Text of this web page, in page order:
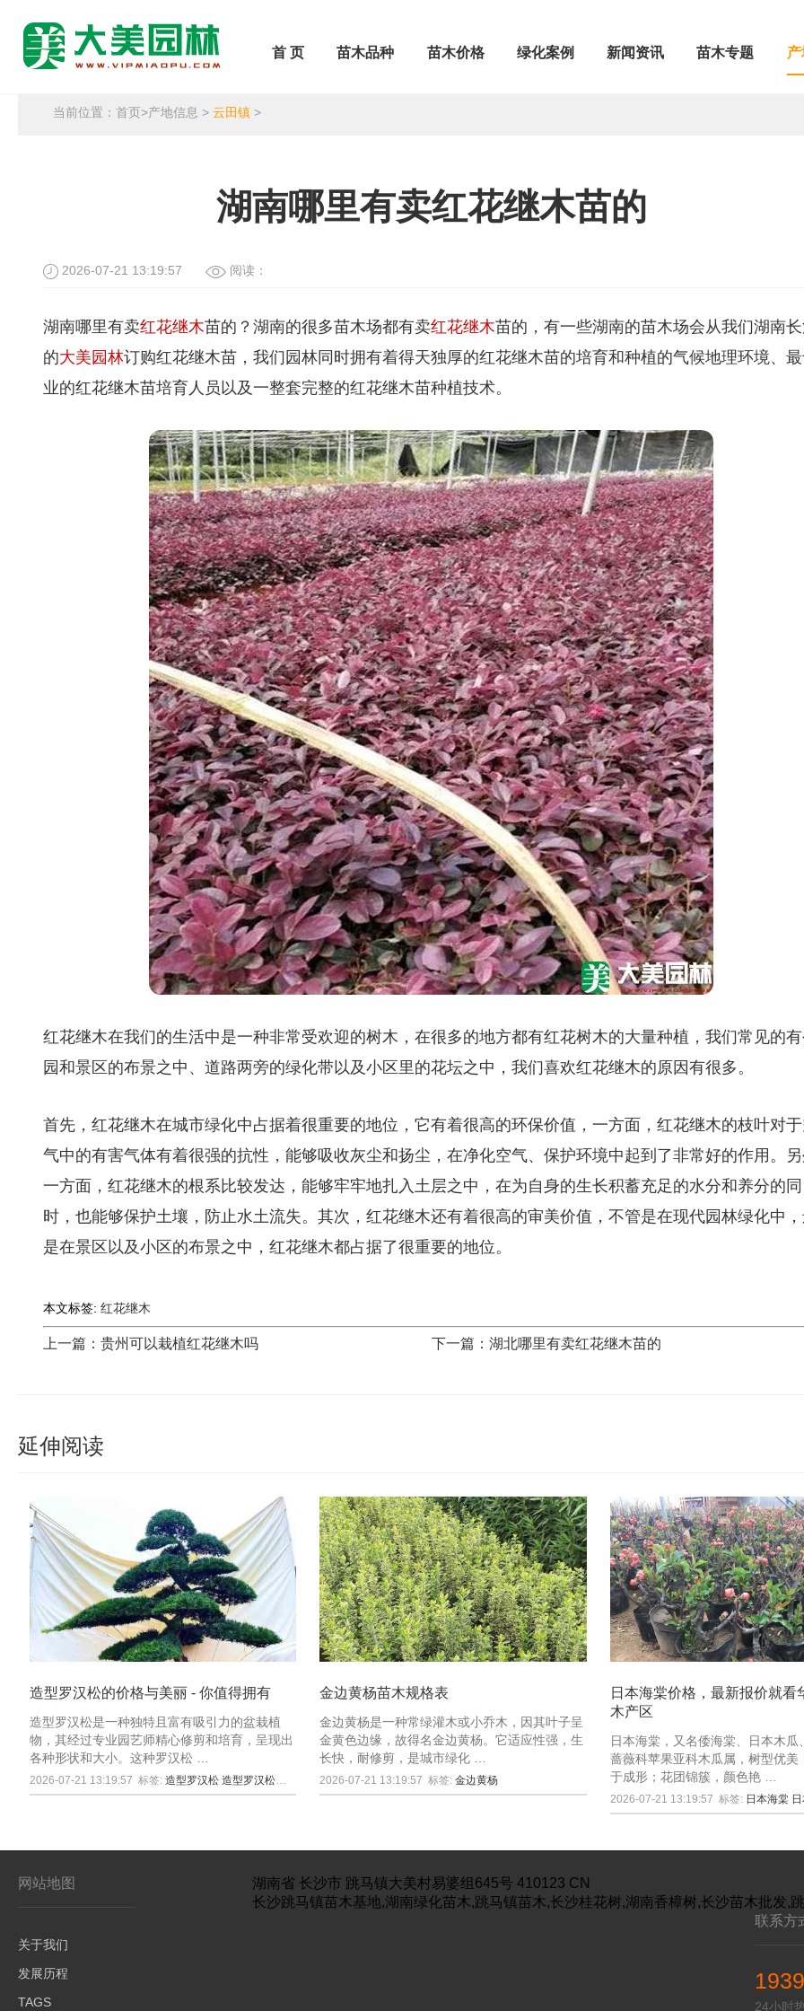
首 页 苗木品种 苗木价格 绿化案例 新闻资讯 苗木专题
当前位置：首页>产地信息 >云田镇 >
湖南哪里有卖红花继木苗的
2026-07-21 13:19:57 阅读：
湖南哪里有卖红花继木苗的？湖南的很多苗木场都有卖红花继木苗的，有一些湖南的苗木场会从我们湖南
的大美园林订购红花继木苗，我们园林同时拥有着得天独厚的红花继木苗的培育和种植的气候地理环境、
业的红花继木苗培育人员以及一整套完整的红花继木苗种植技术。
红花继木在我们的生活中是一种非常受欢迎的树木，在很多的地方都有红花树木的大量种植，我们常见的
园和景区的布景之中、道路两旁的绿化带以及小区里的花坛之中，我们喜欢红花继木的原因有很多。
首先，红花继木在城市绿化中占据着很重要的地位，它有着很高的环保价值，一方面，红花继木的枝叶对
气中的有害气体有着很强的抗性，能够吸收灰尘和扬尘，在净化空气、保护环境中起到了非常好的作用。
一方面，红花继木的根系比较发达，能够牢牢地扎入土层之中，在为自身的生长积蓄充足的水分和养分的同
时，也能够保护土壤，防止水土流失。其次，红花继木还有着很高的审美价值，不管是在现代园林绿化中
是在景区以及小区的布景之中，红花继木都占据了很重要的地位。
本文标签: 红花继木
上一篇：贵州可以栽植红花继木吗 下一篇：湖北哪里有卖红花继木苗的
延伸阅读
造型罗汉松的价格与美丽 - 你值得拥有
造型罗汉松是一种独特且富有吸引力的盆栽植
物，其经过专业园艺师精心修剪和培育，呈现出
各种形状和大小。这种罗汉松 …
2026-07-21 13:19:57 标签:造型罗汉松 造型罗汉松价格
金边黄杨苗木规格表
金边黄杨是一种常绿灌木或小乔木，因其叶子呈
金黄色边缘，故得名金边黄杨。它适应性强，生
长快，耐修剪，是城市绿化 …
2026-07-21 13:19:57 标签:金边黄杨
日本海棠价格，最新报价就看
木产区
日本海棠，又名倭海棠、日本木瓜
蔷薇科苹果亚科木瓜属，树型优美
于成形；花团锦簇，颜色艳 …
2026-07-21 13:19:57 标签: 日本海棠
网站地图
关于我们
发展历程
TAGS
湖南省 长沙市 跳马镇大美村易婆组645号 410123 CN
长沙跳马镇苗木基地,湖南绿化苗木,跳马镇苗木,长沙桂花树,湖南香樟树,长沙苗木批发,
联系方
24小时